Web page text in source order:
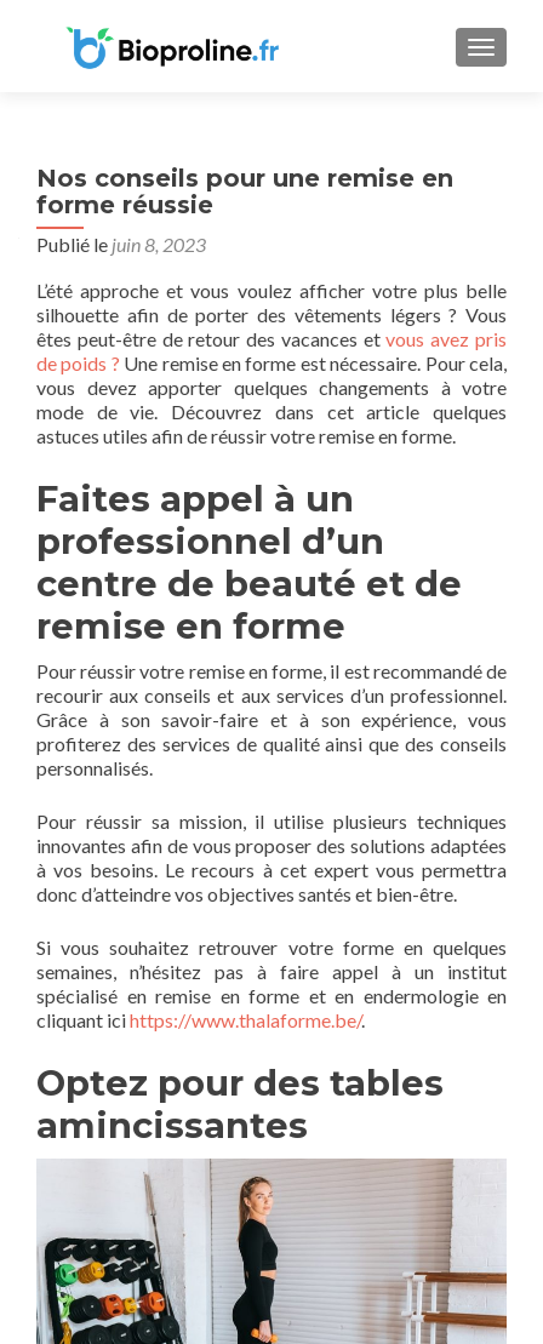
Nos conseils pour une remise en
forme réussie
Publié le juin 8, 2023
L’été approche et vous voulez afficher votre plus belle
silhouette afin de porter des vêtements légers ? Vous
êtes peut-être de retour des vacances etvous avez pris
de poids ? Une remise en forme est nécessaire. Pour cela,
vous devez apporter quelques changements à votre
mode de vie. Découvrez dans cet article quelques
astuces utiles afin de réussir votre remise en forme.
Faites appel à un
professionnel d’un
centre de beauté et de
remise en forme
Pour réussir votre remise en forme, il est recommandé de
recourir aux conseils et aux services d’un professionnel.
Grâce à son savoir-faire et à son expérience, vous
profiterez des services de qualité ainsi que des conseils
personnalisés.
Pour réussir sa mission, il utilise plusieurs techniques
innovantes afin de vous proposer des solutions adaptées
à vos besoins. Le recours à cet expert vous permettra
donc d’atteindre vos objectives santés et bien-être.
Si vous souhaitez retrouver votre forme en quelques
semaines, n’hésitez pas à faire appel à un institut
spécialisé en remise en forme et en endermologie en
cliquant icihttps://www.thalaforme.be/.
Optez pour des tables
amincissantes